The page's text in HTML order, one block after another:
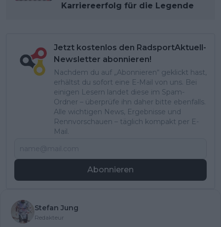
Karriereerfolg für die Legende
Jetzt kostenlos den RadsportAktuell-
Newsletter abonnieren!
Nachdem du auf „Abonnieren“ geklickt hast,
erhältst du sofort eine E-Mail von uns. Bei
einigen Lesern landet diese im Spam-
Ordner – überprüfe ihn daher bitte ebenfalls.
Alle wichtigen News, Ergebnisse und
Rennvorschauen – täglich kompakt per E-
Mail.
Abonnieren
Stefan Jung
Redakteur